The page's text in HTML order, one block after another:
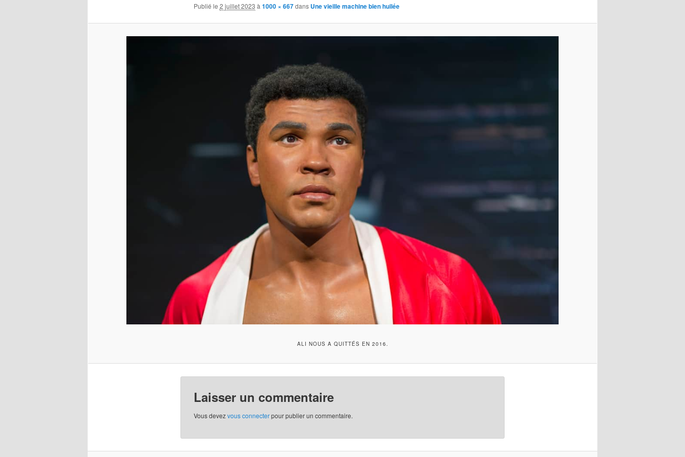
Publié le 2 juillet 2023 à 1000 × 667dans Une vieille machine bien huilée
ALI NOUS A QUITTÉS EN 2016.
Laisser un commentaire
Vous devezvous connecterpour publier un commentaire.